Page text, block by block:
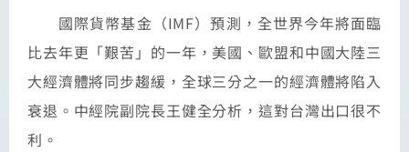
國際貨幣基金（IMF）預測，全世界今年將面臨
比去年更「艱苦」的一年，美國、歐盟和中國大陸三
大經濟體將同步趨緩，全球三分之一的經濟體將陷入
衰退。中經院副院長王健全分析，這對台灣出口很不
利。